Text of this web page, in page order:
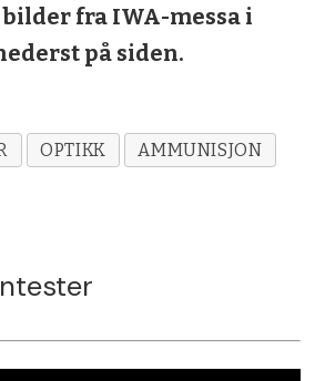
fra IWA-messa i
på siden.
OPTIKK AMMUNISJON